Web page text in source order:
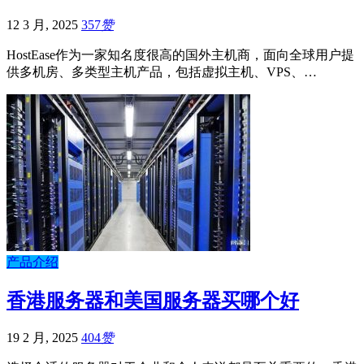
12 3 月, 2025 357赞
HostEase作为一家知名度很高的国外主机商，面向全球用户提
供多机房、多类型主机产品，包括虚拟主机、VPS、…
产品介绍
香港服务器和美国服务器买哪个好
19 2 月, 2025 404赞